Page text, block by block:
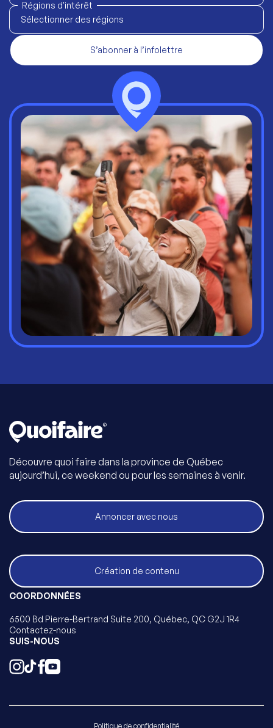
Régions d'intérêt
Sélectionner des régions
S’abonner à l’infolettre
Découvre quoi faire dans la province de Québec
aujourd’hui, ce weekend ou pour les semaines à venir.
Annoncer avec nous
Création de contenu
COORDONNÉES
6500 Bd Pierre-Bertrand Suite 200, Québec, QC G2J 1R4
Contactez-nous
SUIS-NOUS
Politique de confidentialité